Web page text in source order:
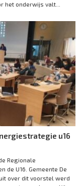
het onderwijs valt...
u16
Regionale
de U16. Gemeente De
over dit voorstel werd